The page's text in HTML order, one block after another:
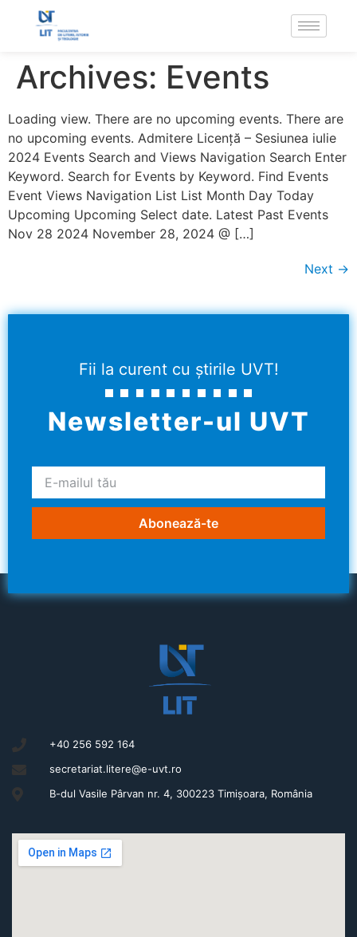
Archives: Events
Loading view. There are no upcoming events. There are
no upcoming events. Admitere Licență – Sesiunea iulie
2024 Events Search and Views Navigation Search Enter
Keyword. Search for Events by Keyword. Find Events
Event Views Navigation List List Month Day Today
Upcoming Upcoming Select date. Latest Past Events
Nov 28 2024 November 28, 2024 @ […]
Next →
Fii la curent cu știrile UVT!
Newsletter-ul UVT
Abonează-te
+40 256 592 164
secretariat.litere@e-uvt.ro
B-dul Vasile Pârvan nr. 4, 300223 Timișoara, România